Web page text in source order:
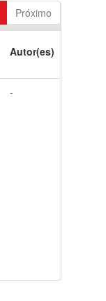
Próximo
Autor(es)
-